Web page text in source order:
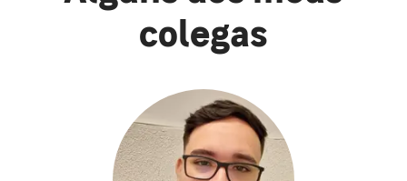
colegas